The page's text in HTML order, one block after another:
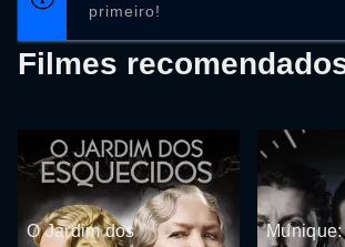
primeiro!
Filmes
O Jardim dos